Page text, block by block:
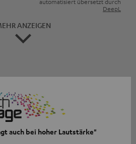
DeepL
ANZEIGEN
auch bei hoher Lautstärke"